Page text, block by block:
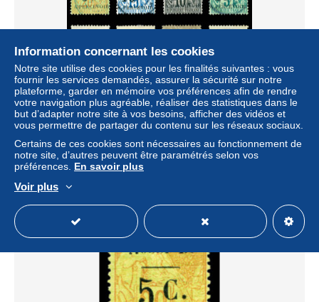
N°11/14, Les 4 valeurs dont N°13*, SUP (certificat)
Qualité: Oblitéré Cote: 1250 euros
± 403,27 $US
Information concernant les cookies
Notre site utilise des cookies pour les finalités suivantes : vous
fournir les services demandés, assurer la sécurité sur notre
plateforme, garder en mémoire vos préférences afin de rendre
votre navigation plus agréable, réaliser des statistiques dans le
but d’adapter notre site à vos besoins, afficher des vidéos et
vous permettre de partager du contenu sur les réseaux sociaux.
Certains de ces cookies sont nécessaires au fonctionnement de
notre site, d’autres peuvent être paramétrés selon vos
préférences. En savoir plus
Voir plus